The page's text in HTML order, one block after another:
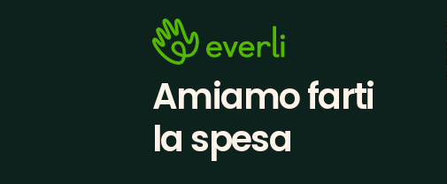
Amiamo farti
la spesa